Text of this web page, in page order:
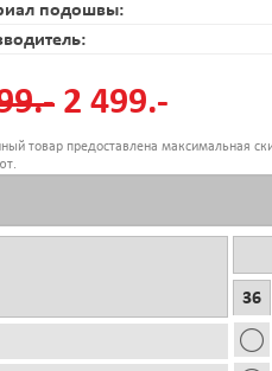
подошвы:
2 499.-
товар предоставлена максимальная
36